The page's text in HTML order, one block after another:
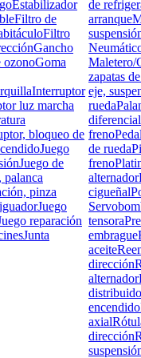
Estabilizador
Filtro de
Filtro
Gancho
ozonoGoma
Interruptor
luz marcha
bloqueo de
Juego
Juego de
palanca
pinza
Juego
reparación
Junta
de
arranque
Maletero/
zapatas
eje,
rueda
diferencial
freno
de rueda
freno
alternador
cigueñal
tensora
embrague
aceite
dirección
alternador
encendido
axial
dirección